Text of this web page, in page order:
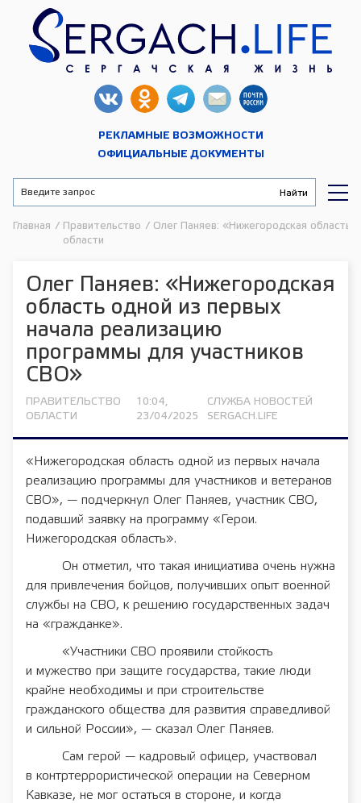
РЕКЛАМНЫЕ ВОЗМОЖНОСТИ
ОФИЦИАЛЬНЫЕ ДОКУМЕНТЫ
Главная /
Правительство
области
/ Олег Паняев: «Нижегородская область
Олег Паняев: «Нижегородская
область одной из первых
начала реализацию
программы для участников
СВО»
ПРАВИТЕЛЬСТВО
ОБЛАСТИ
10:04,
23/04/2025
СЛУЖБА НОВОСТЕЙ
SERGACH.LIFE
«Нижегородская область одной из первых начала
реализацию программы для участников и ветеранов
СВО», — подчеркнул Олег Паняев, участник СВО,
подавший заявку на программу «Герои.
Нижегородская область».
Он отметил, что такая инициатива очень нужна
для привлечения бойцов, получивших опыт военной
службы на СВО, к решению государственных задач
на «гражданке».
«Участники СВО проявили стойкость
и мужество при защите государства, такие люди
крайне необходимы и при строительстве
гражданского общества для развития справедливой
и сильной России», — сказал Олег Паняев.
Сам герой — кадровый офицер, участвовал
в контртеррористической операции на Северном
Кавказе, не мог остаться в стороне, и когда